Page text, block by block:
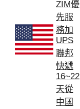
ZIM優
先服
務加
UPS
聯邦
快遞
16~22
天從
中國